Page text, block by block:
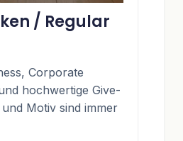
/ Regular
Corporate
hochwertige Give-
Motiv sind immer